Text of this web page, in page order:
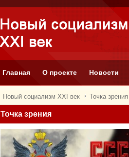
Главная О проекте Новости
Новый социализм XXI век Точка зрения
Точка зрения